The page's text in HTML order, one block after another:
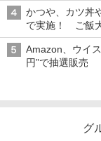
かつや、カツ丼
で実施！ ご飯
Amazon、ウイ
円”で抽選販売
グ